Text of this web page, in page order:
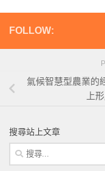
FOLLOW:
氣候智慧型農業的
上
搜尋站上文章
搜
尋